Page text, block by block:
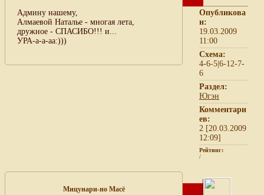
Админу нашему,
Алмаевой Наталье - многая лета,
дружное - СПАСИБО!!! и...
УРА-а-а-аа:)))
Опубликова
н:
19.03.2009
11:00
Схема:
4-6-5|6-12-7-
6
Раздел:
Югэн
Комментари
ев:
2 [20.03.2009
12:09]
Рейтинг:
/
Мицунари-но Масё